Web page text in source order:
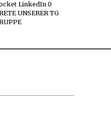
LinkedIn 0
UNSERER TG